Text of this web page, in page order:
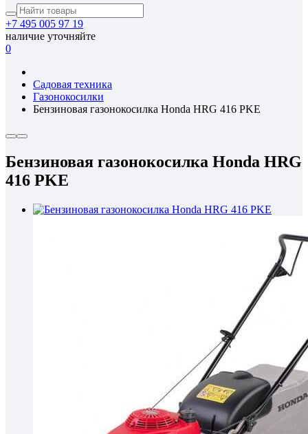
+7 495 005 97 19
наличие уточняйте
0
Садовая техника
Газонокосилки
Бензиновая газонокосилка Honda HRG 416 PKE
Бензиновая газонокосилка Honda HRG
416 PKE